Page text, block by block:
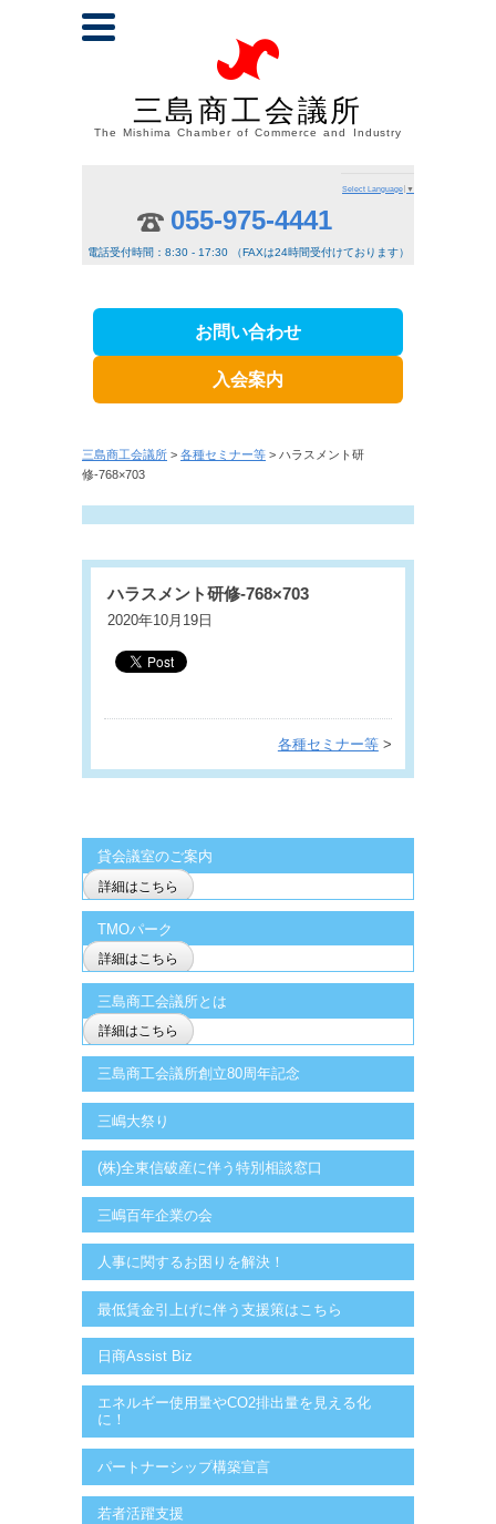
三島商工会議所
The Mishima Chamber of Commerce and Industry
Select Language ▼
055-975-4441
電話受付時間：8:30 - 17:30 （FAXは24時間受付けております）
お問い合わせ
入会案内
三島商工会議所 > 各種セミナー等 > ハラスメント研
修-768×703
ハラスメント研修-768×703
2020年10月19日
各種セミナー等>
貸会議室のご案内
詳細はこちら
TMOパーク
詳細はこちら
三島商工会議所とは
詳細はこちら
三島商工会議所創立80周年記念
三嶋大祭り
(株)全東信破産に伴う特別相談窓口
三嶋百年企業の会
人事に関するお困りを解決！
最低賃金引上げに伴う支援策はこちら
日商Assist Biz
エネルギー使用量やCO2排出量を見える化
に！
パートナーシップ構築宣言
若者活躍支援